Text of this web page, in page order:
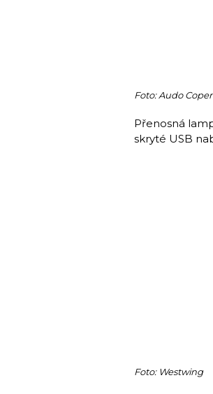
Foto: Audo
Přenosná
skryté USB
Foto: Westwing